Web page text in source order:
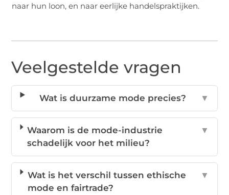
naar hun loon, en naar eerlijke handelspraktijken.
Veelgestelde vragen
Wat is duurzame mode precies? ▼
Waarom is de mode-industrie
schadelijk voor het milieu?
▼
Wat is het verschil tussen ethische
mode en fairtrade?
▼